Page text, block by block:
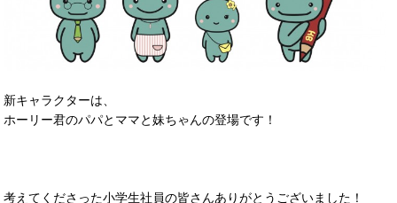
新キャラクターは、
ホーリー君のパパとママと妹ちゃんの登場です！
考えてくださった小学生社員の皆さんありがとうございました！